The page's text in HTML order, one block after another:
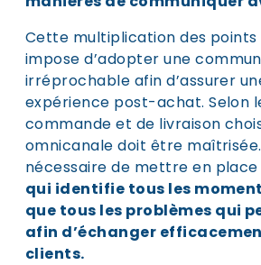
Cette multiplication des points
impose d’adopter une
irréprochable afin d’assurer
expérience post-achat. Selon
commande et de livraison
omnicanale doit être
nécessaire de mettre en place
qui identifie tous les
que tous les problèmes qui
afin d’échanger
clients.